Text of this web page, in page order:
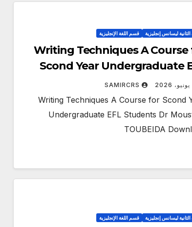
ليسانس إنجليزية قسم اللغة الإنجليزية
Writing Techniques A Course
Scond Year Undergraduate
Students Dr Moustafa
SAMIRCRS
Writing Techniques A Course for Scond
Undergraduate EFL Students Dr
TOUBEIDA
ليسانس إنجليزية قسم اللغة الإنجليزية